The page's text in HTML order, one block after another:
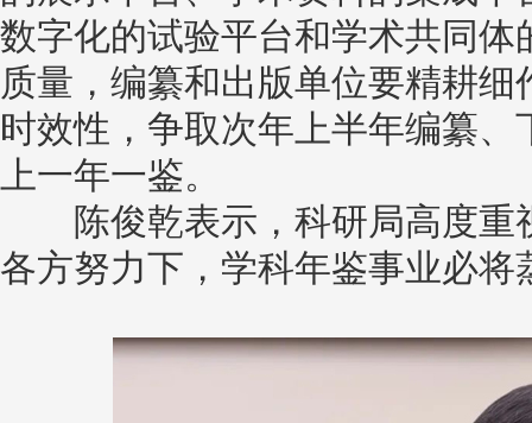
数字化的试验平台和学术共同
质量，编纂和出版单位要精耕
时效性，争取次年上半年编纂
上一年一鉴。
陈俊乾表示，科研局高度重
各方努力下，学科年鉴事业必将